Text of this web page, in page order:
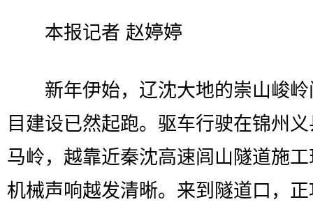
本报记者 赵婷婷
新年伊始，辽沈大地的崇山峻岭
目建设已然起跑。驱车行驶在锦州
马岭，越靠近秦沈高速闾山隧道施
机械声响越发清晰。来到隧道口，